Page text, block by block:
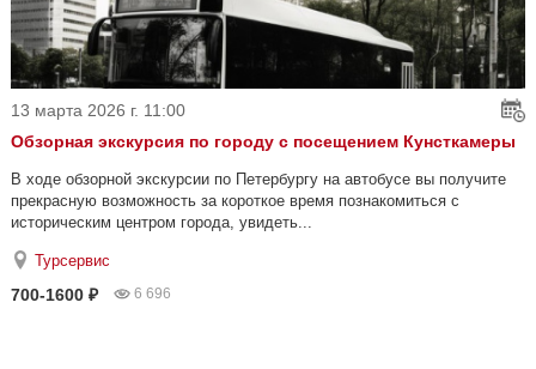
13 марта 2026 г. 11:00
Обзорная экскурсия по городу с посещением Кунсткамеры
В ходе обзорной экскурсии по Петербургу на автобусе вы получите
прекрасную возможность за короткое время познакомиться с
историческим центром города, увидеть...
Турсервис
700-1600 ₽ 6 696